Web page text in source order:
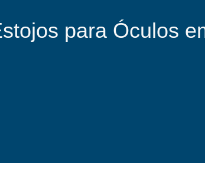
para Óculos